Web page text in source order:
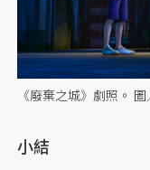
《廢棄之城》劇照。
小結